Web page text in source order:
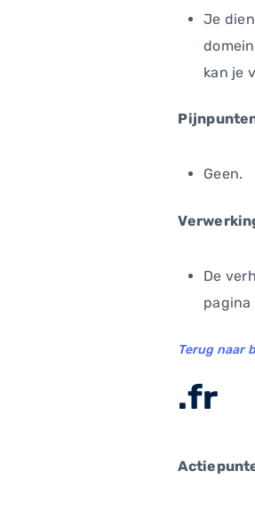
Je
kan je
Geen.
De
pagina
Terug naar
.fr